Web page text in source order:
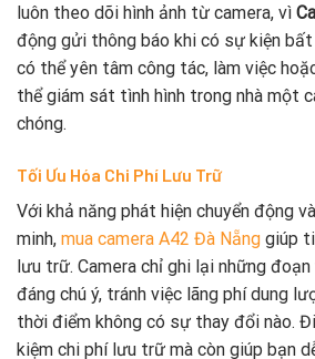
luôn theo dõi hình ảnh từ camera, vì
động gửi thông báo khi có sự kiện
có thể yên tâm công tác, làm việc
thể giám sát tình hình trong nhà một
chóng.
Tối Ưu Hóa Chi Phí Lưu Trữ
Với khả năng phát hiện chuyển động
minh, mua camera A42 Đà Nẵng giúp
lưu trữ. Camera chỉ ghi lại những
đáng chú ý, tránh việc lãng phí dung
thời điểm không có sự thay đổi nào.
kiệm chi phí lưu trữ mà còn giúp bạn